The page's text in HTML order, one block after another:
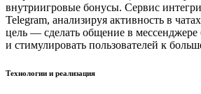
внутриигровые бонусы. Сервис
Telegram, анализируя активность в
цель — сделать общение в мессенджере
и стимулировать пользователей к
Технологии и реализация